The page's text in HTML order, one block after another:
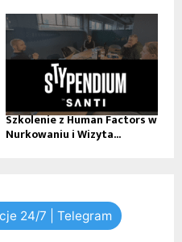
Szkolenie z Human Factors w
Nurkowaniu i Wizyta...
24/7 | Telegram